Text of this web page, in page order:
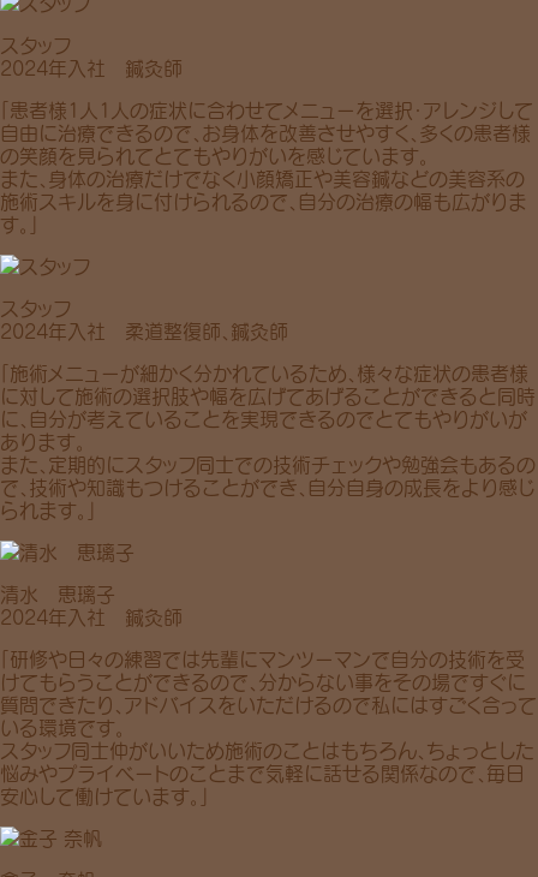
スタッフ
2024年入社 鍼灸師
「患者様1人1人の症状に合わせてメニューを選択・アレンジして
自由に治療できるので、お身体を改善させやすく、多くの患者様
の笑顔を見られてとてもやりがいを感じています。
また、身体の治療だけでなく小顔矯正や美容鍼などの美容系の
施術スキルを身に付けられるので、自分の治療の幅も広がりま
す。」
スタッフ
2024年入社 柔道整復師、鍼灸師
「施術メニューが細かく分かれているため、様々な症状の患者様
に対して施術の選択肢や幅を広げてあげることができると同時
に、自分が考えていることを実現できるのでとてもやりがいが
あります。
また、定期的にスタッフ同士での技術チェックや勉強会もあるの
で、技術や知識もつけることができ、自分自身の成長をより感じ
られます。」
清水 恵璃子
2024年入社 鍼灸師
「研修や日々の練習では先輩にマンツーマンで自分の技術を受
けてもらうことができるので、分からない事をその場ですぐに
質問できたり、アドバイスをいただけるので私にはすごく合って
いる環境です。
スタッフ同士仲がいいため施術のことはもちろん、ちょっとした
悩みやプライベートのことまで気軽に話せる関係なので、毎日
安心して働けています。」